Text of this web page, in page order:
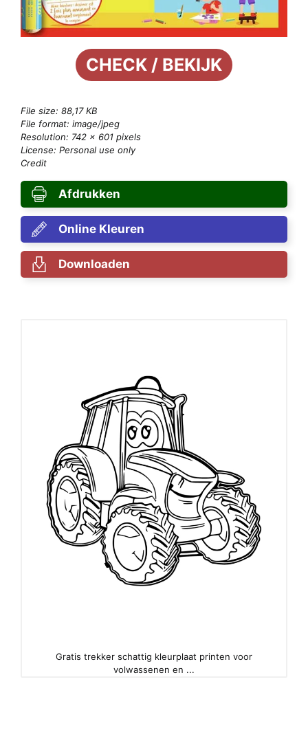
CHECK / BEKIJK
File size: 88,17 KB
File format: image/jpeg
Resolution: 742 × 601 pixels
License: Personal use only
Credit
Afdrukken
Online Kleuren
Downloaden
Gratis trekker schattig kleurplaat printen voor
volwassenen en ...